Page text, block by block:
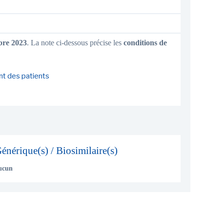
2023. La note ci-dessous précise les conditions de
des patients
/ Biosimilaire(s)